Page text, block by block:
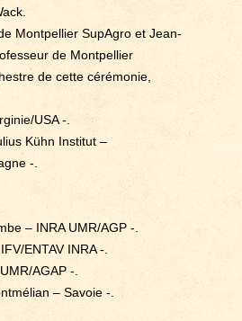
Montpellier SupAgro et Jean-
de Montpellier
de cette cérémonie,
USA -.
Kühn Institut –
-.
– INRA UMR/AGP -.
ENTAV INRA -.
AGAP -.
– Savoie -.